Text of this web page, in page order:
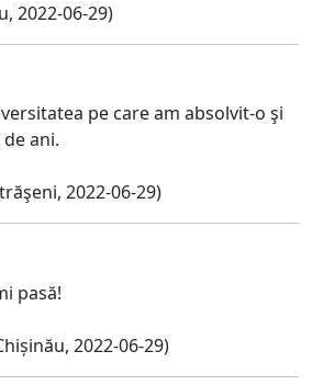
2022-06-29)
pe care am absolvit-o şi
ani.
2022-06-29)
pasă!
2022-06-29)